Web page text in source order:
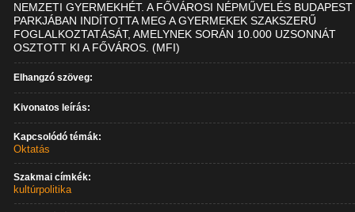
NEMZETI GYERMEKHÉT. A FŐVÁROSI NÉPMŰVELÉS
PARKJÁBAN INDÍTOTTA MEG A GYERMEKEK SZAKSZERŰ
FOGLALKOZTATÁSÁT, AMELYNEK SORÁN 10.000 UZSONNÁT
OSZTOTT KI A FŐVÁROS. (MFI)
Elhangzó szöveg:
Kivonatos leírás:
Kapcsolódó témák:
Oktatás
Szakmai címkék:
kultúrpolitika